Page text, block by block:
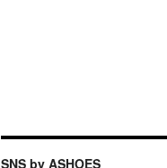
SNS by ASHOES